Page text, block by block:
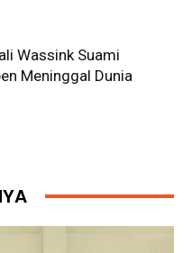
Wassink Suami
Meninggal Dunia